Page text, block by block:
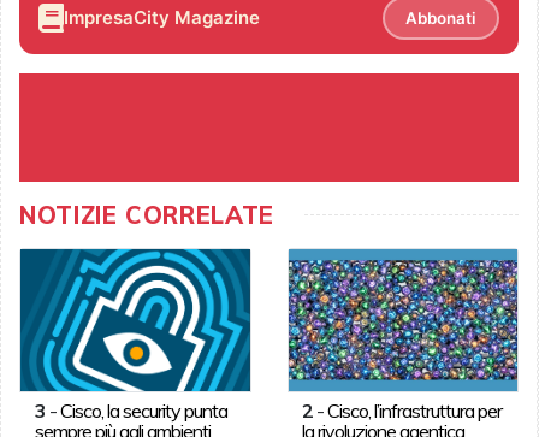
ImpresaCity Magazine Abbonati
NOTIZIE CORRELATE
3 -Cisco, la security punta
sempre più agli ambienti
2 -Cisco, l’infrastruttura per
la rivoluzione agentica